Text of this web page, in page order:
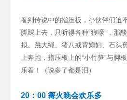
看到传说中的指压板，小伙伴们迫
脚踩上去，只听得各种“狼嚎”，那
拟。跳大绳、猪八戒背媳妇、石头
上奔跑，指压板上的“小竹笋”与脚
乐着！（说多了都是泪）
20：00 篝火晚会欢乐多